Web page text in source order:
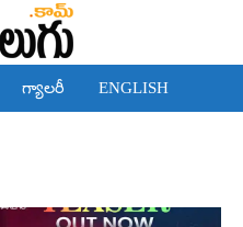
గ్యాలరీ ENGLISH